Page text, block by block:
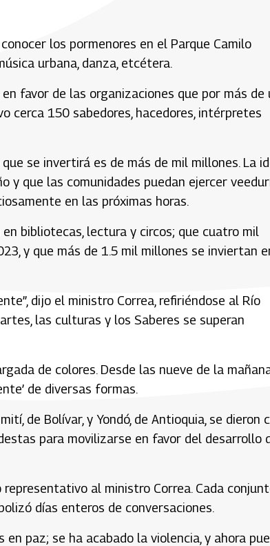
los pormenores en el Parque Camilo
urbana, danza, etcétera.
favor de las organizaciones que por más de
cerca 150 sabedores, hacedores, intérpretes
se invertirá es de más de mil millones. La
y que las comunidades puedan ejercer
en las próximas horas.
bibliotecas, lectura y circos; que cuatro mil
y que más de 1.5 mil millones se inviertan
dijo el ministro Correa, refiriéndose al Río
las culturas y los Saberes se superan
de colores. Desde las nueve de la
de diversas formas.
de Bolívar, y Yondó, de Antioquia, se dieron
para movilizarse en favor del desarrollo
al ministro Correa. Cada
días enteros de conversaciones.
en paz; se ha acabado la violencia, y ahora